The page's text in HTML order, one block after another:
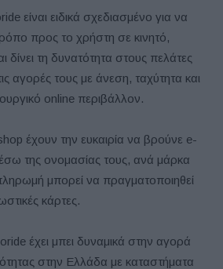
είναι ειδικά σχεδιασμένο για να
προς το χρήστη σε κινητό,
δίνει τη δυνατότητα στους πελάτες
αγορές τους με άνεση, ταχύτητα και
online περιβάλλον.
έχουν την ευκαιρία να βρούνε e-
της ονομασίας τους, ανά μάρκα
μπορεί να πραγματοποιηθεί
κάρτες.
έχει μπει δυναμικά στην αγορά
στην Ελλάδα με καταστήματα